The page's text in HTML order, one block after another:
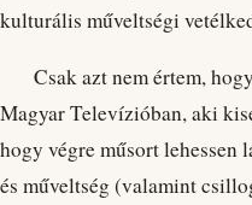
kulturális műveltségi
Csak azt nem értem,
Magyar Televízióban, aki
hogy végre műsort lehessen
és műveltség (valamint